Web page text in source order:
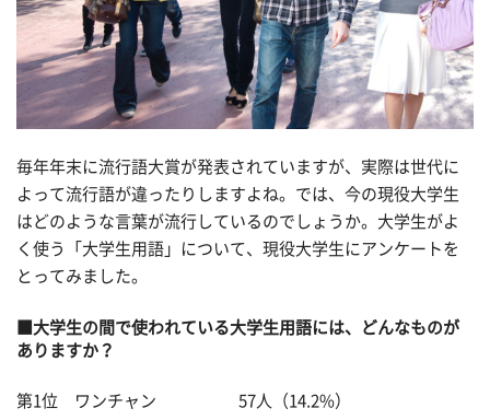
毎年年末に流行語大賞が発表されていますが、実際は世代に
よって流行語が違ったりしますよね。では、今の現役大学生
はどのような言葉が流行しているのでしょうか。大学生がよ
く使う「大学生用語」について、現役大学生にアンケートを
とってみました。
■大学生の間で使われている大学生用語には、どんなものが
ありますか？
第1位 ワンチャン 57人（14.2%）